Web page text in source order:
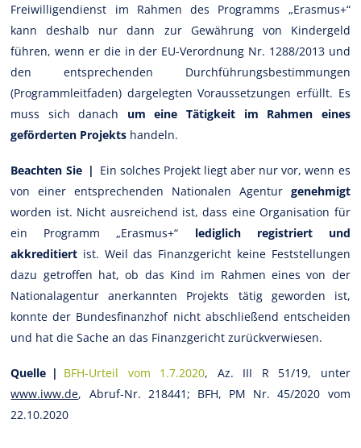
Freiwilligendienst im Rahmen des Programms „Erasmus+“
kann deshalb nur dann zur Gewährung von Kindergeld
führen, wenn er die in der EU-Verordnung Nr. 1288/2013 und
den entsprechenden Durchführungsbestimmungen
(Programmleitfaden) dargelegten Voraussetzungen erfüllt. Es
muss sich danach um eine Tätigkeit im Rahmen eines
geförderten Projekts handeln.
Beachten Sie | Ein solches Projekt liegt aber nur vor, wenn es
von einer entsprechenden Nationalen Agentur genehmigt
worden ist. Nicht ausreichend ist, dass eine Organisation für
ein Programm „Erasmus+“ lediglich registriert und
akkreditiert ist. Weil das Finanzgericht keine Feststellungen
dazu getroffen hat, ob das Kind im Rahmen eines von der
Nationalagentur anerkannten Projekts tätig geworden ist,
konnte der Bundesfinanzhof nicht abschließend entscheiden
und hat die Sache an das Finanzgericht zurückverwiesen.
Quelle | BFH-Urteil vom 1.7.2020, Az. III R 51/19, unter
www.iww.de, Abruf-Nr. 218441; BFH, PM Nr. 45/2020 vom
22.10.2020